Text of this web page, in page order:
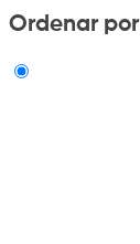
Ordenar por